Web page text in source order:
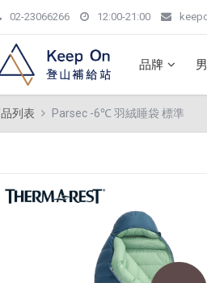
02-23066266 12:00-21:00
品牌
列表 Parsec -6℃ 羽絨睡袋 標準